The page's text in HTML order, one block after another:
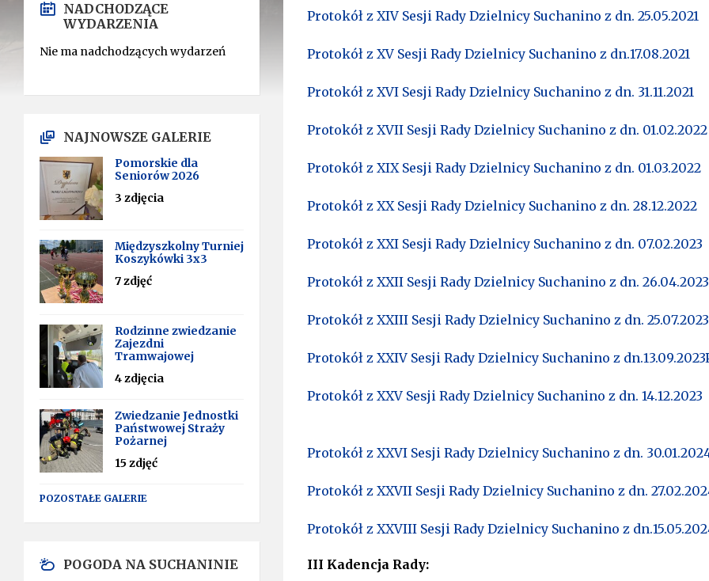
Protokół z XIV Sesji Rady Dzielnicy Suchanino z dn. 25.05.2021
Protokół z XV Sesji Rady Dzielnicy Suchanino z dn.17.08.2021
Protokół z XVI Sesji Rady Dzielnicy Suchanino z dn. 31.11.2021
Protokół z XVII Sesji Rady Dzielnicy Suchanino z dn. 01.02.2022
Protokół z XIX Sesji Rady Dzielnicy Suchanino z dn. 01.03.2022
Protokół z XX Sesji Rady Dzielnicy Suchanino z dn. 28.12.2022
Protokół z XXI Sesji Rady Dzielnicy Suchanino z dn. 07.02.2023
Protokół z XXII Sesji Rady Dzielnicy Suchanino z dn. 26.04.2023
Protokół z XXIII Sesji Rady Dzielnicy Suchanino z dn. 25.07.2023
Protokół z XXIV Sesji Rady Dzielnicy Suchanino z dn.13.09.2023
Protokół z XXV Sesji Rady Dzielnicy Suchanino z dn. 14.12.2023
Protokół z XXVI Sesji Rady Dzielnicy Suchanino z dn.
Protokół z XXVII Sesji Rady Dzielnicy Suchanino z dn.
Protokół z XXVIII Sesji Rady Dzielnicy Suchanino z
III Kadencja Rady:
NADCHODZĄCE
WYDARZENIA
Nie ma nadchodzących wydarzeń
NAJNOWSZE GALERIE
Pomorskie dla
Seniorów 2026
3 zdjęcia
Międzyszkolny Turniej
Koszykówki 3x3
7 zdjęć
Rodzinne zwiedzanie
Zajezdni
Tramwajowej
4 zdjęcia
Zwiedzanie Jednostki
Państwowej Straży
Pożarnej
15 zdjęć
POZOSTAŁE GALERIE
POGODA NA SUCHANINIE